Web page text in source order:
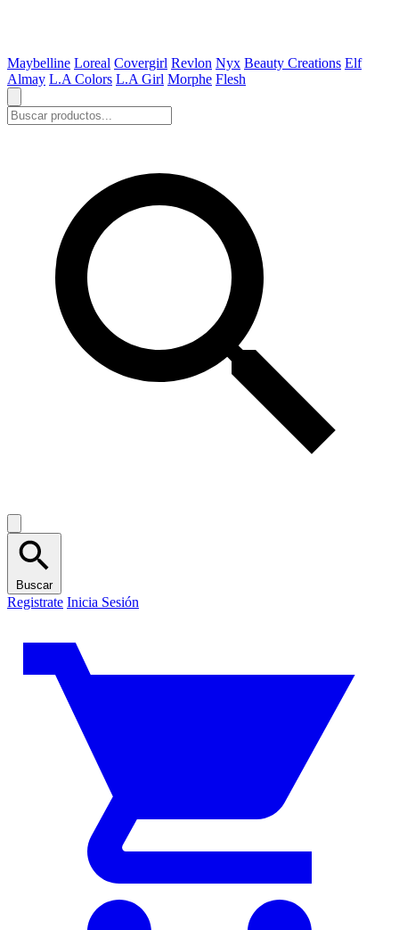
Maybelline Loreal Covergirl Revlon Nyx Beauty Creations Elf
Almay L.A Colors L.A Girl Morphe Flesh
Buscar
Registrate Inicia Sesión